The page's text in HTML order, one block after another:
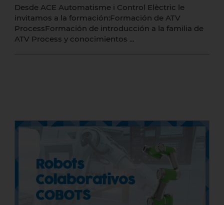
Desde ACE Automatisme i Control Elèctric le
invitamos a la formación:Formación de ATV
ProcessFormación de introducción a la familia de
ATV Process y conocimientos ...
Los Robots Colaborativos (COBOTS): el
futuro de la colaboración